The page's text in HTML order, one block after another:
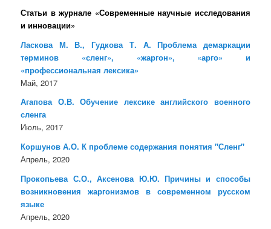
Статьи в журнале «Современные научные исследования
и инновации»
Ласкова М. В., Гудкова Т. А. Проблема демаркации
терминов «сленг», «жаргон», «арго» и
«профессиональная лексика»
Май, 2017
Агапова О.В. Обучение лексике английского военного
сленга
Июль, 2017
Коршунов А.О. К проблеме содержания понятия "Сленг"
Апрель, 2020
Прокопьева С.О., Аксенова Ю.Ю. Причины и способы
возникновения жаргонизмов в современном русском
языке
Апрель, 2020